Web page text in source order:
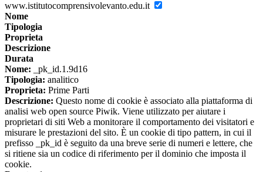
www.istitutocomprensivolevanto.edu.it
Nome
Tipologia
Proprieta
Descrizione
Durata
Nome: _pk_id.1.9d16
Tipologia: analitico
Proprieta: Prime Parti
Descrizione: Questo nome di cookie è associato alla piattaforma di
analisi web open source Piwik. Viene utilizzato per aiutare i
proprietari di siti Web a monitorare il comportamento dei visitatori e
misurare le prestazioni del sito. È un cookie di tipo pattern, in cui il
prefisso _pk_id è seguito da una breve serie di numeri e lettere, che
si ritiene sia un codice di riferimento per il dominio che imposta il
cookie.